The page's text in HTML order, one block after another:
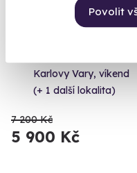
Povolit
Wellness pobyt s
Karlovy Vary, víkend
(+ 1 další lokalita)
7 200 Kč
5 900 Kč